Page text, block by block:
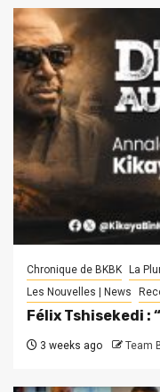
Chronique de BKBK La
Les Nouvelles | News
Félix Tshisekedi :
3 weeks ago Team